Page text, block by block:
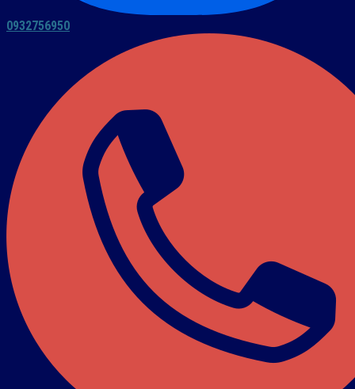
0932756950